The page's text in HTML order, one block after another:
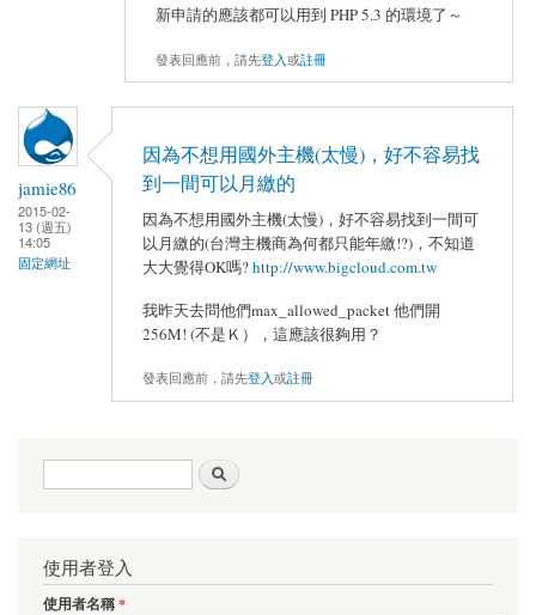
新申請的應該都可以用到 PHP 5.3 的環境了～
發表回應前，請先登入或註冊
jamie86
2015-02-
13 (週五)
14:05
固定網址
因為不想用國外主機(太慢)，好不容易找
到一間可以月繳的
因為不想用國外主機(太慢)，好不容易找到一間可
以月繳的(台灣主機商為何都只能年繳!?)，不知道
大大覺得OK嗎?http://www.bigcloud.com.tw
我昨天去問他們max_allowed_packet 他們開
256M! (不是Ｋ），這應該很夠用？
發表回應前，請先登入或註冊
搜尋表單
使用者登入
使用者名稱*